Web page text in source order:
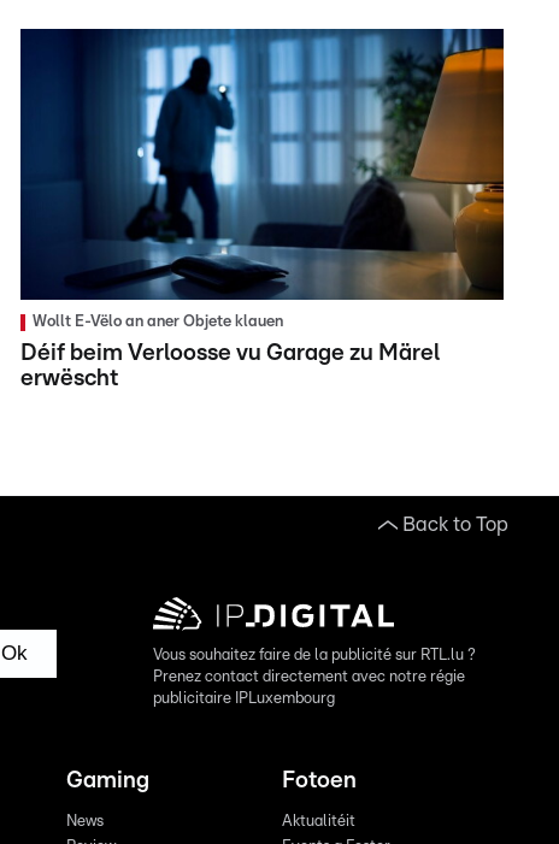
Wollt E-Vëlo an aner Objete klauen
Déif beim Verloosse vu Garage zu Märel
erwëscht
Back to Top
Ok
Vous souhaitez faire de la publicité sur RTL.lu ?
Prenez contact directement avec notre régie
publicitaire IPLuxembourg
Gaming
News
Fotoen
Aktualitéit